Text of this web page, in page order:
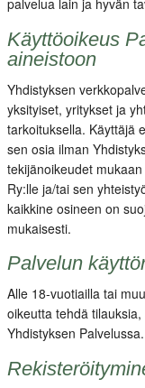
palvelua lain ja hyvän
Käyttöoikeus
aineistoon
Yhdistyksen
yksityiset, yritykset ja
tarkoituksella. Käyttäjä
sen osia ilman
tekijänoikeudet
Ry:lle ja/tai sen
kaikkine osineen on
mukaisesti.
Palvelun
Alle 18-vuotiailla tai
oikeutta tehdä
Yhdistyksen Palvelussa.